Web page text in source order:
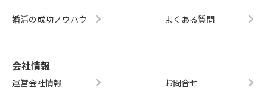
婚活の成功ノウハウ よくある質問
会社情報
運営会社情報 お問合せ